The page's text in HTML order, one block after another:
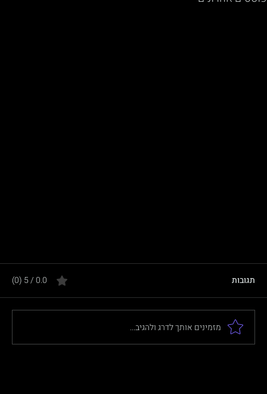
תגובות 0.0 / 5 ‏(0)
מזמינים אותך לדרג ולהגיב...